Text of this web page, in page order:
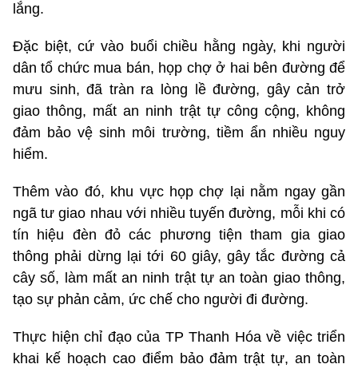
lắng.
Đặc biệt, cứ vào buổi chiều hằng ngày, khi người
dân tổ chức mua bán, họp chợ ở hai bên đường để
mưu sinh, đã tràn ra lòng lề đường, gây cản trở
giao thông, mất an ninh trật tự công cộng, không
đảm bảo vệ sinh môi trường, tiềm ẩn nhiều nguy
hiểm.
Thêm vào đó, khu vực họp chợ lại nằm ngay gần
ngã tư giao nhau với nhiều tuyến đường, mỗi khi có
tín hiệu đèn đỏ các phương tiện tham gia giao
thông phải dừng lại tới 60 giây, gây tắc đường cả
cây số, làm mất an ninh trật tự an toàn giao thông,
tạo sự phản cảm, ức chế cho người đi đường.
Thực hiện chỉ đạo của TP Thanh Hóa về việc triển
khai kế hoạch cao điểm bảo đảm trật tự, an toàn